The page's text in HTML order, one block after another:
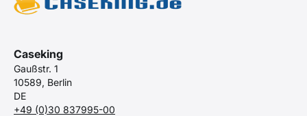
Caseking
Gaußstr. 1
10589, Berlin
DE
+49 (0)30 837995-00